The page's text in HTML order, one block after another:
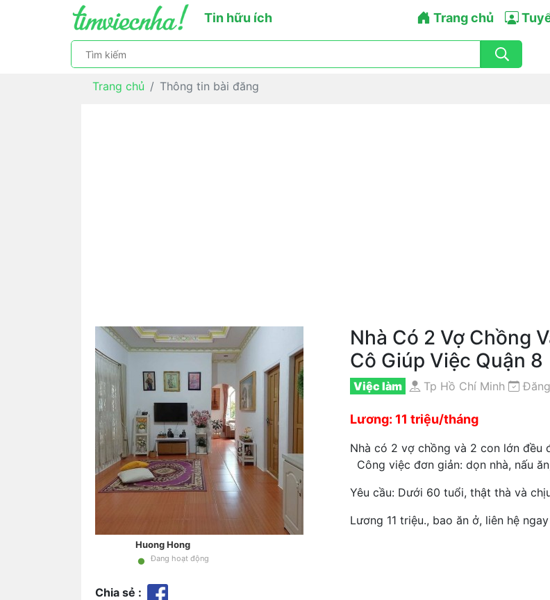
Tin hữu ích Trang chủ
Trang chủ Thông tin bài đăng
Huong Hong
• Đang hoạt động
Chia sẻ :
Nhà Có 2 Vợ Chồng
Cô Giúp Việc Quận 8
Việc làm Tp Hồ Chí Minh
Lương: 11 triệu/tháng
Nhà có 2 vợ chồng và 2 con lớn đều
Công việc đơn giản: dọn nhà, nấu
Yêu cầu: Dưới 60 tuổi, thật thà và
Lương 11 triệu., bao ăn ở, liên hệ